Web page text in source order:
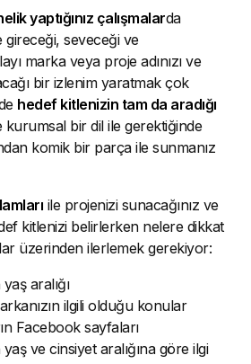
yaptığınız çalışmalarda
gireceği, seveceği ve
marka veya proje adınızı ve
bir izlenim yaratmak çok
hedef kitlenizin tam da aradığı
kurumsal bir dil ile gerektiğinde
komik bir parça ile sunmanız
ile projenizi sunacağınız ve
kitlenizi belirlerken nelere dikkat
üzerinden ilerlemek gerekiyor:
aralığı
ilgili olduğu konular
Facebook sayfaları
ve cinsiyet aralığına göre ilgi